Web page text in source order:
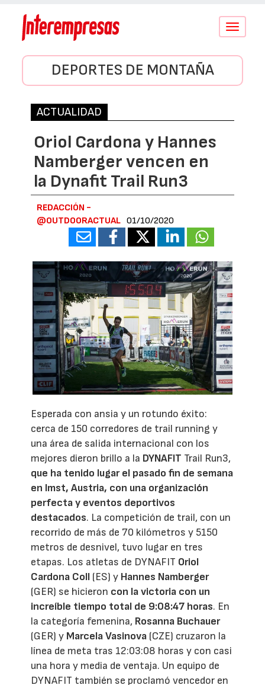
Conmutar
DEPORTES DE MONTAÑA
ACTUALIDAD
Oriol Cardona y Hannes
Namberger vencen en
la Dynafit Trail Run3
REDACCIÓN -
@OUTDOORACTUAL 01/10/2020
Esperada con ansia y un rotundo éxito:
cerca de 150 corredores de trail running y
una área de salida internacional con los
mejores dieron brillo a la DYNAFIT Trail Run3,
que ha tenido lugar el pasado fin de semana
en Imst, Austria, con una organización
perfecta y eventos deportivos
destacados. La competición de trail, con un
recorrido de más de 70 kilómetros y 5150
metros de desnivel, tuvo lugar en tres
etapas. Los atletas de DYNAFIT Oriol
Cardona Coll (ES) y Hannes Namberger
(GER) se hicieron con la victoria con un
increíble tiempo total de 9:08:47 horas. En
la categoría femenina, Rosanna Buchauer
(GER) y Marcela Vasinova (CZE) cruzaron la
línea de meta tras 12:03:08 horas y con casi
una hora y media de ventaja. Un equipo de
DYNAFIT también se proclamó vencedor en